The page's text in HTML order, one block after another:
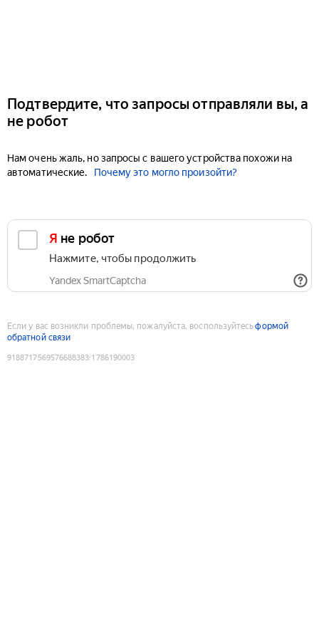
Подтвердите, что запросы отправляли вы, а
не робот
Нам очень жаль, но запросы с вашего устройства похожи на
автоматические.
Почему это могло произойти?
Я не робот
Нажмите, чтобы продолжить
Yandex SmartCaptcha
Если у вас возникли проблемы, пожалуйста, воспользуйтесьформой
обратной связи
9188717569576688383:1786190003